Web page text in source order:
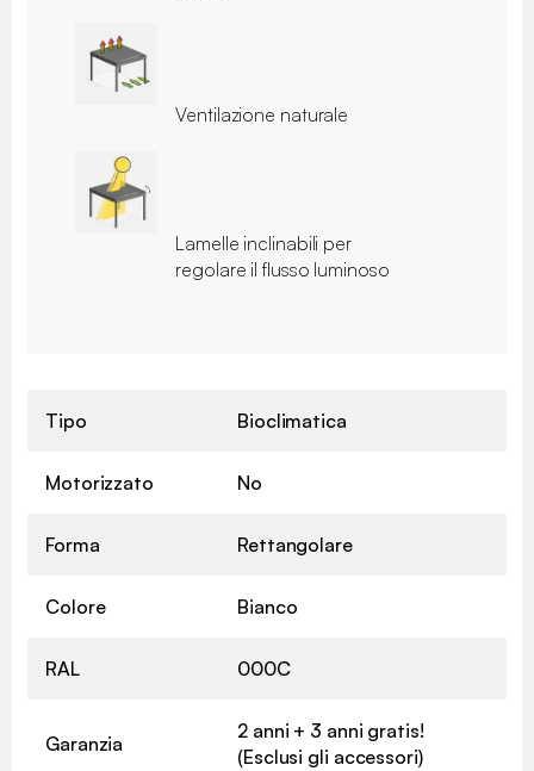
Ventilazione naturale
Lamelle inclinabili per
regolare il flusso luminoso
Tipo Bioclimatica
Motorizzato No
Forma Rettangolare
Colore Bianco
RAL 000C
Garanzia
2 anni + 3 anni gratis!
(Esclusi gli accessori)